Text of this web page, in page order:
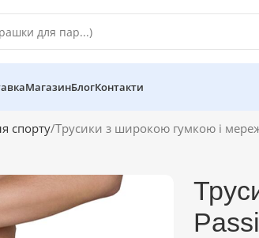
МагазинБлогКонтакти
спорту Трусики з широкою гумкою і